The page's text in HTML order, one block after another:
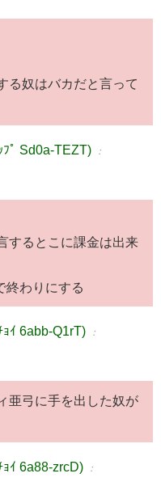
る奴はバカだと言って
ﾟ Sd0a-TEZT) ：
するとこに課金は出来
終わりにする
ｲ 6abb-Q1rT) ：
亜弓に手を出した奴が
ｲ 6a88-zrcD) ：